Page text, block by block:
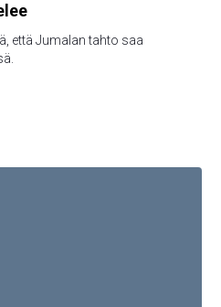
että Jumalan tahto saa